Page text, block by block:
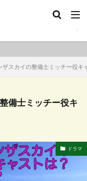
ザスカイの整備士ミッチー役キ
備士ミッチー役キ
ドラマ